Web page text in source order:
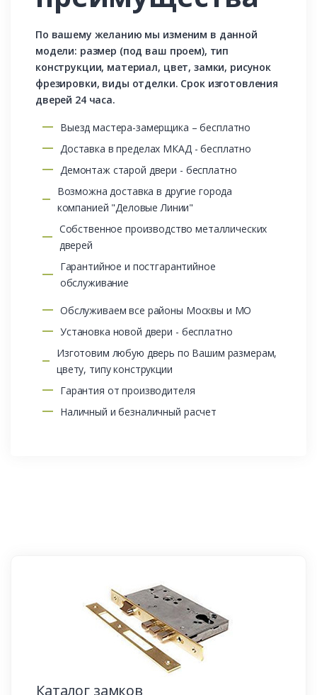
По вашему желанию мы изменим в данной
модели: размер (под ваш проем), тип
конструкции, материал, цвет, замки, рисунок
фрезировки, виды отделки. Срок изготовления
дверей 24 часа.
Выезд мастера-замерщика – бесплатно
Доставка в пределах МКАД - бесплатно
Демонтаж старой двери - бесплатно
Возможна доставка в другие города
компанией "Деловые Линии"
Собственное производство металлических
дверей
Гарантийное и постгарантийное
обслуживание
Обслуживаем все районы Москвы и МО
Установка новой двери - бесплатно
Изготовим любую дверь по Вашим размерам,
цвету, типу конструкции
Гарантия от производителя
Наличный и безналичный расчет
Каталог замков